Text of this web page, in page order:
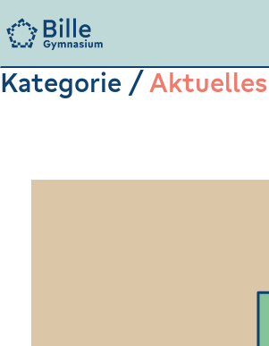
Kategorie /Aktuelles